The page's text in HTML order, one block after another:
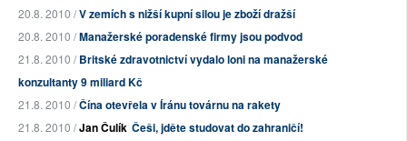
20.8. 2010 /V zemích s nižší kupní silou je zboží dražší
20.8. 2010 /Manažerské poradenské firmy jsou podvod
21.8. 2010 /Britské zdravotnictví vydalo loni na manažerské
konzultanty 9 miliard Kč
21.8. 2010 /Čína otevřela v Íránu továrnu na rakety
21.8. 2010 /Jan Čulík Češi, jděte studovat do zahraničí!